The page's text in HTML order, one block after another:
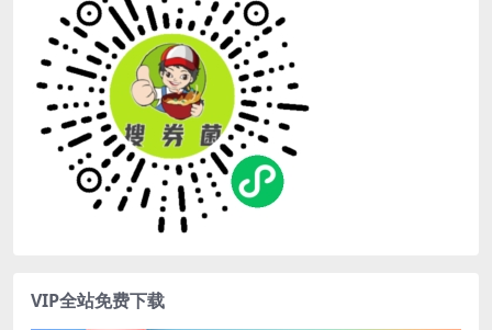
VIP全站免费下载